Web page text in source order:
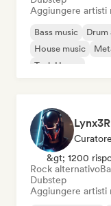
Aggiungere artisti
Bass music Drum
House music
Tech House
Lynx3R
&gt; 1200
Rock alternativo
Dubstep
Aggiungere artisti